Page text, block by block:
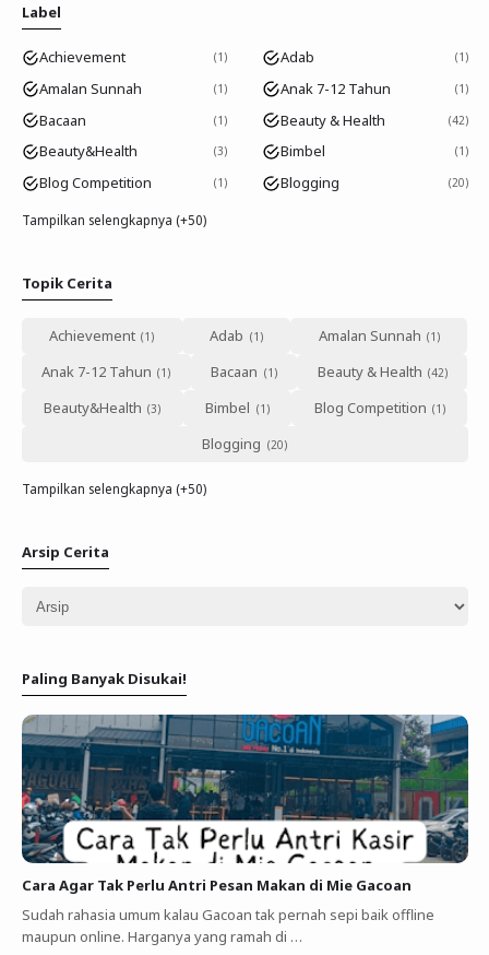
Label
Achievement 1 Adab 1
Amalan Sunnah 1 Anak 7-12 Tahun 1
Bacaan 1 Beauty & Health 42
Beauty&Health 3 Bimbel 1
Blog Competition 1 Blogging 20
Tampilkan selengkapnya (+50)
Topik Cerita
Achievement Adab
Amalan Sunnah
Anak 7-12 Tahun
Bacaan
Beauty & Health
Beauty&Health
Bimbel
Blog Competition
Blogging
Tampilkan selengkapnya (+50)
Arsip Cerita
Paling Banyak Disukai!
Cara Agar Tak Perlu Antri Pesan Makan di Mie Gacoan
Sudah rahasia umum kalau Gacoan tak pernah sepi baik offline
maupun online. Harganya yang ramah di …